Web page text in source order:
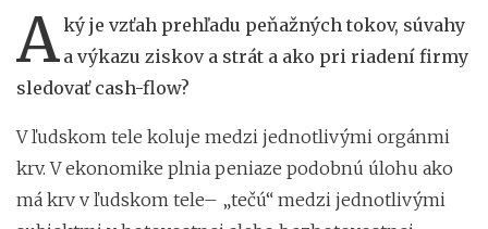
Aký je vzťah prehľadu peňažných tokov, súvahy
a výkazu ziskov a strát a ako pri riadení firmy
sledovať cash-flow?
V ľudskom tele koluje medzi jednotlivými orgánmi
krv. V ekonomike plnia peniaze podobnú úlohu ako
má krv v ľudskom tele– „tečú“ medzi jednotlivými